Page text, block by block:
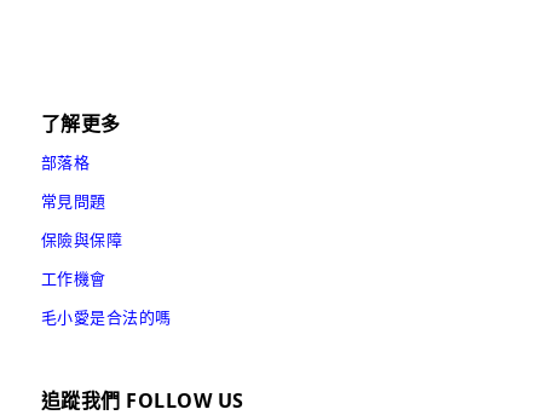
了解更多
部落格
常見問題
保險與保障
工作機會
毛小愛是合法的嗎
追蹤我們 FOLLOW US